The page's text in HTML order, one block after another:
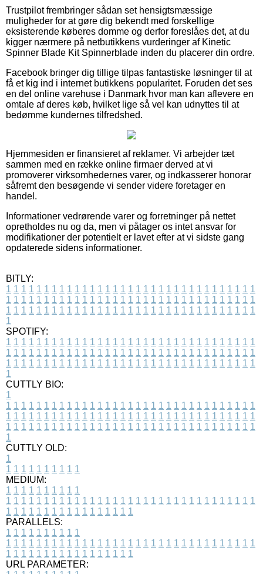
Trustpilot frembringer sådan set hensigtsmæssige
muligheder for at gøre dig bekendt med forskellige
eksisterende køberes domme og derfor foreslåes det, at du
kigger nærmere på netbutikkens vurderinger af Kinetic
Spinner Blade Kit Spinnerblade inden du placerer din ordre.
Facebook bringer dig tillige tilpas fantastiske løsninger til at
få et kig ind i internet butikkens popularitet. Foruden det ses
en del online varehuse i Danmark hvor man kan aflevere en
omtale af deres køb, hvilket lige så vel kan udnyttes til at
bedømme kundernes tilfredshed.
Hjemmesiden er finansieret af reklamer. Vi arbejder tæt
sammen med en række online firmaer derved at vi
promoverer virksomhedernes varer, og indkasserer honorar
såfremt den besøgende vi sender videre foretager en
handel.
Informationer vedrørende varer og forretninger på nettet
opretholdes nu og da, men vi påtager os intet ansvar for
modifikationer der potentielt er lavet efter at vi sidste gang
opdaterede sidens informationer.
BITLY:
1 1 1 1 1 1 1 1 1 1 1 1 1 1 1 1 1 1 1 1 1 1 1 1 1 1 1 1 1 1 1 1 1
1 1 1 1 1 1 1 1 1 1 1 1 1 1 1 1 1 1 1 1 1 1 1 1 1 1 1 1 1 1 1 1 1
1 1 1 1 1 1 1 1 1 1 1 1 1 1 1 1 1 1 1 1 1 1 1 1 1 1 1 1 1 1 1 1 1
1
SPOTIFY:
1 1 1 1 1 1 1 1 1 1 1 1 1 1 1 1 1 1 1 1 1 1 1 1 1 1 1 1 1 1 1 1 1
1 1 1 1 1 1 1 1 1 1 1 1 1 1 1 1 1 1 1 1 1 1 1 1 1 1 1 1 1 1 1 1 1
1 1 1 1 1 1 1 1 1 1 1 1 1 1 1 1 1 1 1 1 1 1 1 1 1 1 1 1 1 1 1 1 1
1
CUTTLY BIO:
1
1 1 1 1 1 1 1 1 1 1 1 1 1 1 1 1 1 1 1 1 1 1 1 1 1 1 1 1 1 1 1 1 1
1 1 1 1 1 1 1 1 1 1 1 1 1 1 1 1 1 1 1 1 1 1 1 1 1 1 1 1 1 1 1 1 1
1 1 1 1 1 1 1 1 1 1 1 1 1 1 1 1 1 1 1 1 1 1 1 1 1 1 1 1 1 1 1 1 1
1
CUTTLY OLD:
1
1 1 1 1 1 1 1 1 1 1
MEDIUM:
1 1 1 1 1 1 1 1 1 1
1 1 1 1 1 1 1 1 1 1 1 1 1 1 1 1 1 1 1 1 1 1 1 1 1 1 1 1 1 1 1 1 1
1 1 1 1 1 1 1 1 1 1 1 1 1 1 1 1 1
PARALLELS:
1 1 1 1 1 1 1 1 1 1
1 1 1 1 1 1 1 1 1 1 1 1 1 1 1 1 1 1 1 1 1 1 1 1 1 1 1 1 1 1 1 1 1
1 1 1 1 1 1 1 1 1 1 1 1 1 1 1 1 1
URL PARAMETER: